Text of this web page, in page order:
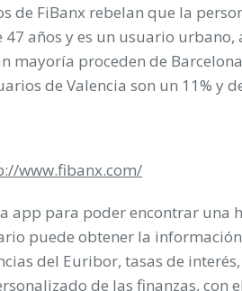
de FiBanx rebelan que la
años y es un usuario
mayoría proceden de
de Valencia son un 11% y
www.fibanx.com/
app para poder encontrar una
puede obtener la
del Euribor, tasas de
de las finanzas, con